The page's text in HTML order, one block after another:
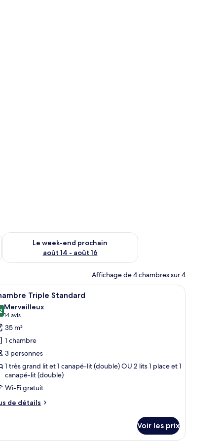
août 7 - août 9
Le week-end prochain
août 14 - août 16
Vérifier la disponibilité pour le week-end prochain août 14 -
Affichage de 4 chambres sur 4
lit bleu foncé et agrémenté de plusieurs oreillers, dont un oreiller
:
Une chambre bien rangée, avec un grand
5 Triple Standard
sur 10
Merveilleux
14 avis
(14 avis)
35 m²
1 chambre
3 personnes
1 très grand lit et 1 canapé-lit (double) OU 2 lits 1 place et 1
canapé-lit (double)
Wi-Fi gratuit
de détails
Voir les prix